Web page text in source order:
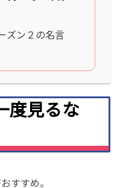
ズン２の名言
度見るな
すすめ。